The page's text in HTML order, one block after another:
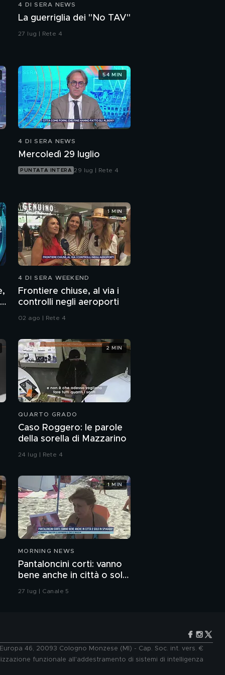
L'intercettazione di
L'intercettazione dei
tre arrestati
Le bugie degli assassini
Laura
protagoniste
Schiacciatine di tonno
e ceci
4 DI SERA NEWS
La guerriglia dei "No TAV"
27 lug | Rete 4
4 DI SERA NEWS
Mercoledì 29 luglio
PUNTATA INTERA 29 lug | Rete 4
54 MIN
4 DI SERA WEEKEND
Frontiere chiuse, al via i
controlli negli aeroporti
02 ago | Rete 4
1 MIN
QUARTO GRADO
Caso Roggero: le parole
della sorella di Mazzarino
24 lug | Rete 4
2 MIN
MORNING NEWS
Pantaloncini corti: vanno
bene anche in città o solo
in spiaggia?
27 lug | Canale 5
1 MIN
46, 20093 Cologno Monzese (MI) - Cap. Soc. int. vers. €
funzionale all'addestramento di sistemi di intelligenza